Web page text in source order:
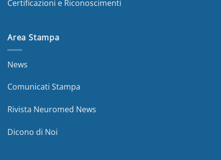
Certificazioni e Riconoscimenti
Area Stampa
News
Comunicati Stampa
Rivista Neuromed News
Dicono di Noi